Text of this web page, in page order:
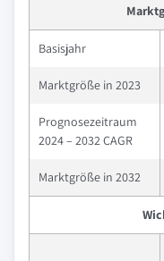
Basisjahr
Marktgröße in 2023
Prognosezeitraum
2024 – 2032 CAGR
Marktgröße in 2032